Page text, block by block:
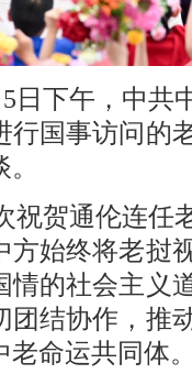
5日下午，中
行国事访问的
祝贺通伦连任
方始终将老挝
情的社会主义
团结协作，推
老命运共同体